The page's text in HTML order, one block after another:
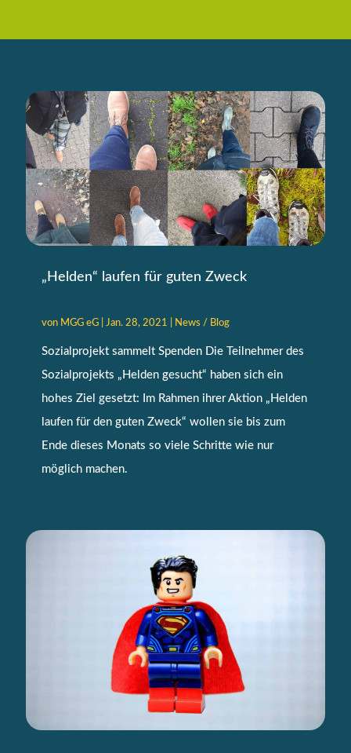
„Helden“ laufen für guten Zweck
von MGG eG| Jan. 28, 2021 News / Blog
Sozialprojekt sammelt Spenden Die Teilnehmer des
Sozialprojekts „Helden gesucht“ haben sich ein
hohes Ziel gesetzt: Im Rahmen ihrer Aktion „Helden
laufen für den guten Zweck“ wollen sie bis zum
Ende dieses Monats so viele Schritte wie nur
möglich machen.